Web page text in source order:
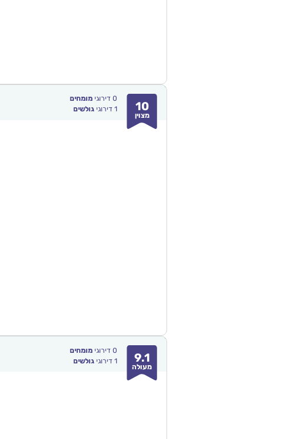
10
מצוין
0 דירוגימומחים
1 דירוגיגולשים
9.1
מעולה
0 דירוגימומחים
1 דירוגיגולשים